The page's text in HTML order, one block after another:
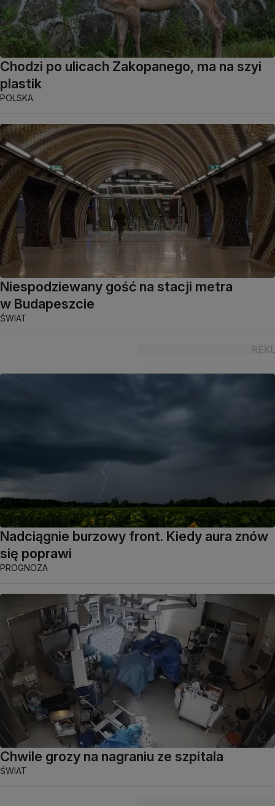
Chodzi po ulicach Zakopanego, ma na szyi
plastik
POLSKA
Niespodziewany gość na stacji metra
w Budapeszcie
ŚWIAT
Nadciągnie burzowy front. Kiedy aura znów
się poprawi
PROGNOZA
Chwile grozy na nagraniu ze szpitala
ŚWIAT